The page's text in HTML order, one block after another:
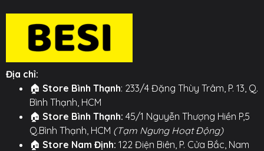
vòng/phút, tạo luồng gió mạnh mẽ thổi trực tiếp vào
mặt đáy laptop qua các khe tản nhiệt được thiết kế
tối ưu. Hạ nhiệt nhanh chóng, duy trì hiệu năng ổn
định.
🎮ĐÈN LED RGB 9 CHẾ ĐỘ - ĐẬM CHẤT GAMING:
Nâng cấp góc gaming của bạn với dải đèn LED RGB
sống động hai bên cạnh đế. Dễ dàng chuyển đổi giữa
9 hiệu ứng ánh sáng khác nhau (đơn sắc, đổi màu, hơi
thở...) để tạo không khí hứng khởi.
Địa chỉ:
🏠 Store Bình Thạnh: 233/4 Đặng Thùy Trâm, P. 13, Q.
Bình Thạnh, HCM
🏠 Store Bình Thạnh: 45/1 Nguyễn Thượng Hiền P,5
Q.Bình Thạnh, HCM (Tạm Ngưng Hoạt Động)
🏠 Store Nam Định: 122 Điện Biên, P. Cửa Bắc, Nam